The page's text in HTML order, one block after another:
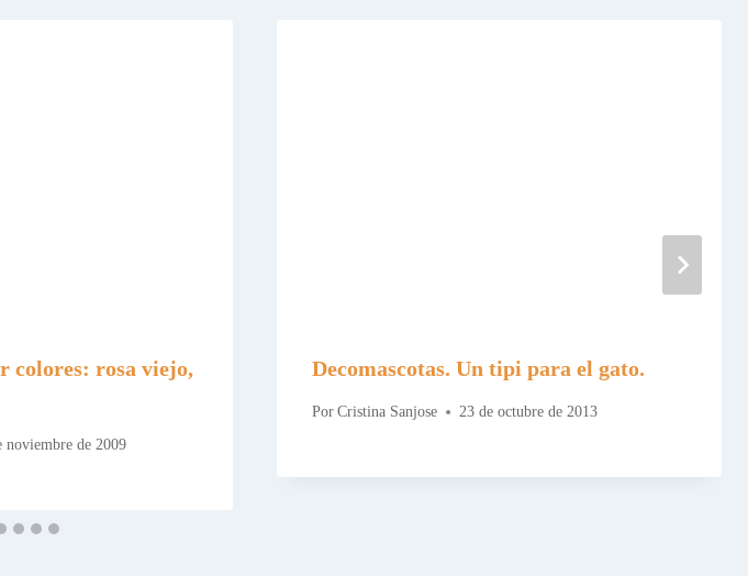
colores: rosa viejo,
noviembre de 2009
Decomascotas. Un tipi para el gato.
Por Cristina Sanjose 23 de octubre de 2013